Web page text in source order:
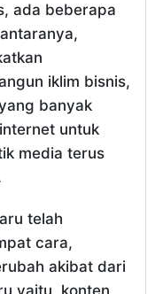
ada beberapa
iklim bisnis,
banyak
untuk
media terus
telah
cara,
akibat dari